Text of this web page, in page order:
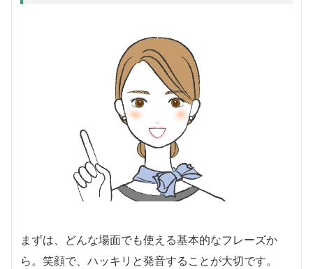
まずは、どんな場面でも使える基本的なフレーズか
ら。笑顔で、ハッキリと発音することが大切です。